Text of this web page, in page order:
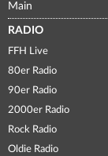
Main
RADIO
FFH Live
80er Radio
90er Radio
2000er Radio
Rock Radio
Oldie Radio